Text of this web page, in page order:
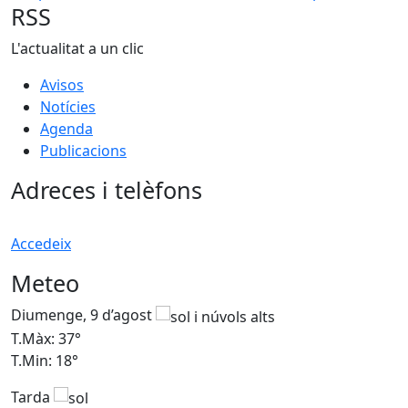
RSS
L'actualitat a un clic
Avisos
Notícies
Agenda
Publicacions
Adreces i telèfons
Accedeix
Meteo
Diumenge, 9 d’agost
T.Màx: 37°
T.Min: 18°
Tarda